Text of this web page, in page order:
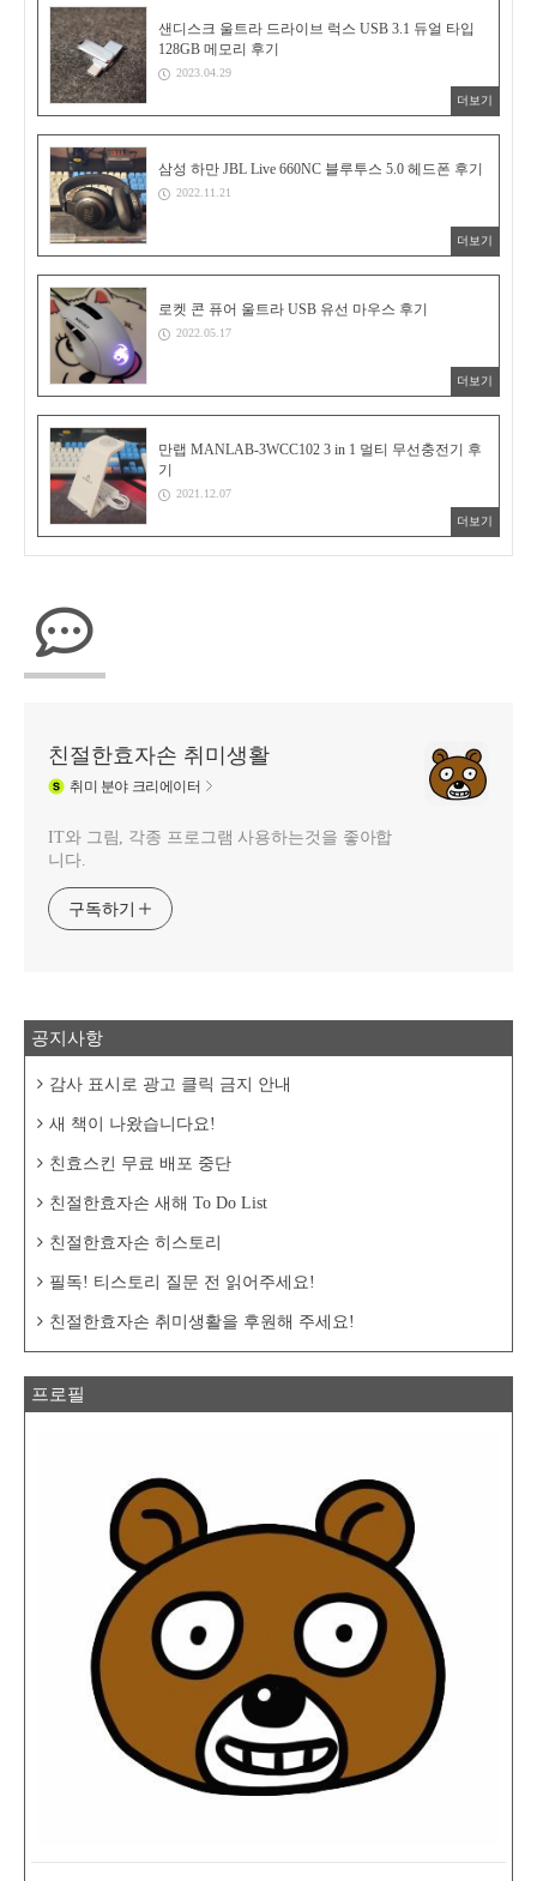
샌디스크 울트라 드라이브 럭스 USB 3.1 듀얼 타입
128GB 메모리 후기
2023.04.29
더보기
삼성 하만 JBL Live 660NC 블루투스 5.0 헤드폰 후기
2022.11.21
더보기
로켓 콘 퓨어 울트라 USB 유선 마우스 후기
2022.05.17
더보기
만랩 MANLAB-3WCC102 3 in 1 멀티 무선충전기 후
기
2021.12.07
더보기
친절한효자손 취미생활
취미 분야 크리에이터
IT와 그림, 각종 프로그램 사용하는것을 좋아합
니다.
구독하기
공지사항
감사 표시로 광고 클릭 금지 안내
새 책이 나왔습니다요!
친효스킨 무료 배포 중단
친절한효자손 새해 To Do List
친절한효자손 히스토리
필독! 티스토리 질문 전 읽어주세요!
친절한효자손 취미생활을 후원해 주세요!
프로필